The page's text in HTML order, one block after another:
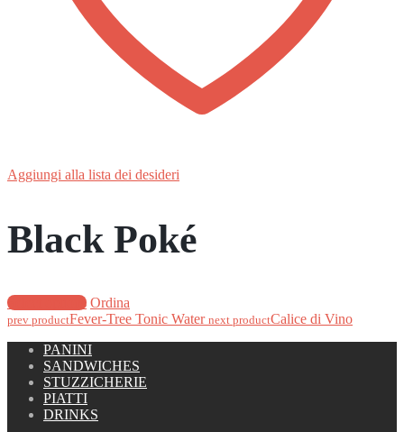
Aggiungi alla lista dei desideri
Black Poké
Select options Ordina
prev productFever-Tree Tonic Water next productCalice di Vino
PANINI
SANDWICHES
STUZZICHERIE
PIATTI
DRINKS